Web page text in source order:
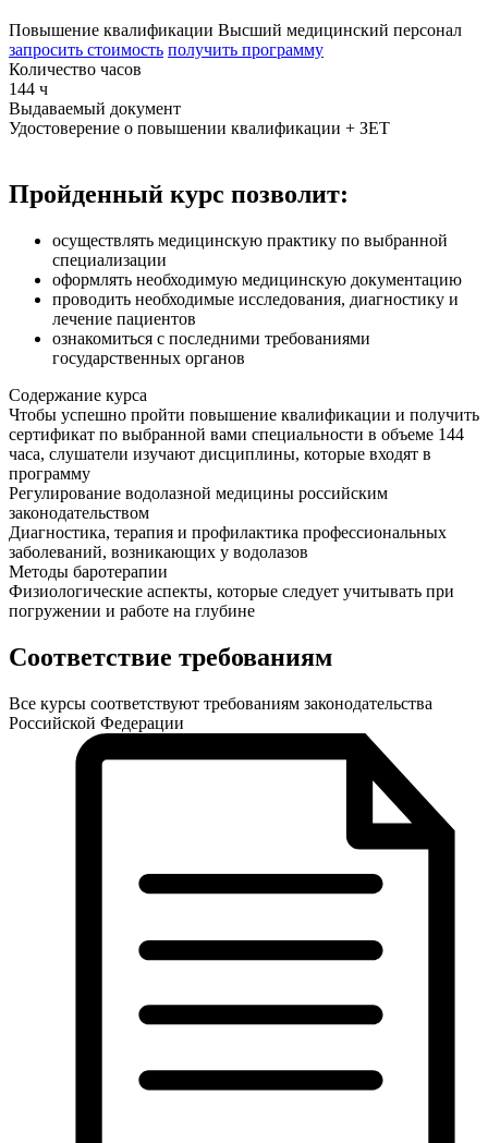
Повышение квалификации Высший медицинский персонал
запросить стоимость получить программу
Количество часов
144 ч
Выдаваемый документ
Удостоверение о повышении квалификации + ЗЕТ
Пройденный курс позволит:
осуществлять медицинскую практику по выбранной
специализации
оформлять необходимую медицинскую документацию
проводить необходимые исследования, диагностику и
лечение пациентов
ознакомиться с последними требованиями
государственных органов
Содержание курса
Чтобы успешно пройти повышение квалификации и получить
сертификат по выбранной вами специальности в объеме 144
часа, слушатели изучают дисциплины, которые входят в
программу
Регулирование водолазной медицины российским
законодательством
Диагностика, терапия и профилактика профессиональных
заболеваний, возникающих у водолазов
Методы баротерапии
Физиологические аспекты, которые следует учитывать при
погружении и работе на глубине
Соответствие требованиям
Все курсы соответствуют требованиям законодательства
Российской Федерации